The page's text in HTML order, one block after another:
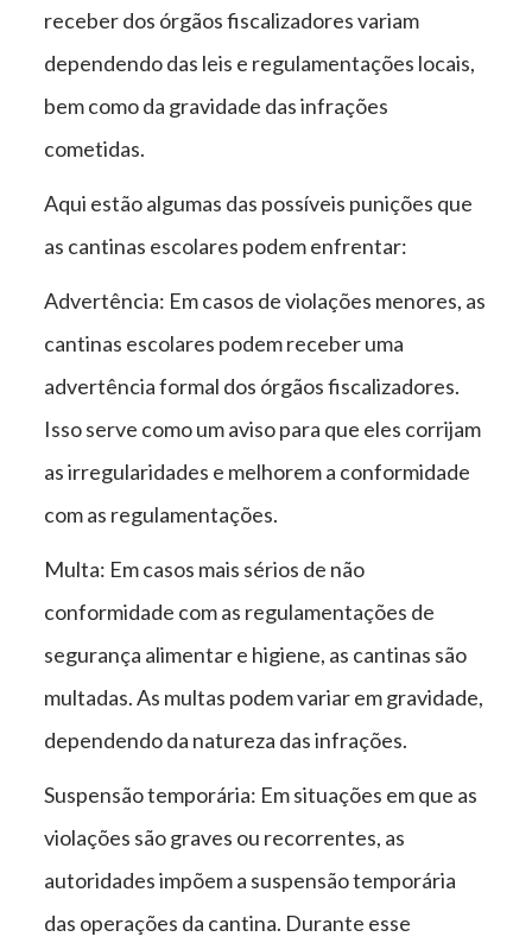
receber dos órgãos fiscalizadores variam
dependendo das leis e regulamentações locais,
bem como da gravidade das infrações
cometidas.
Aqui estão algumas das possíveis punições que
as cantinas escolares podem enfrentar:
Advertência: Em casos de violações menores, as
cantinas escolares podem receber uma
advertência formal dos órgãos fiscalizadores.
Isso serve como um aviso para que eles corrijam
as irregularidades e melhorem a conformidade
com as regulamentações.
Multa: Em casos mais sérios de não
conformidade com as regulamentações de
segurança alimentar e higiene, as cantinas são
multadas. As multas podem variar em gravidade,
dependendo da natureza das infrações.
Suspensão temporária: Em situações em que as
violações são graves ou recorrentes, as
autoridades impõem a suspensão temporária
das operações da cantina. Durante esse